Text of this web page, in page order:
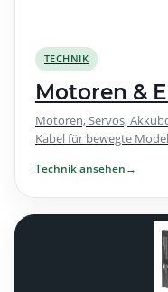
TECHNIK
Motoren &
Motoren, Servos,
Kabel für bewegte
Technik ansehen→